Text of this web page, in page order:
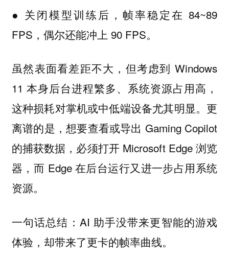
● 关闭模型训练后，帧率稳定在 84~89
FPS，偶尔还能冲上 90 FPS。
虽然表面看差距不大，但考虑到 Windows
11 本身后台进程繁多、系统资源占用高，
这种损耗对掌机或中低端设备尤其明显。更
离谱的是，想要查看或导出 Gaming Copilot
的捕获数据，必须打开 Microsoft Edge 浏览
器，而 Edge 在后台运行又进一步占用系统
资源。
一句话总结：AI 助手没带来更智能的游戏
体验，却带来了更卡的帧率曲线。